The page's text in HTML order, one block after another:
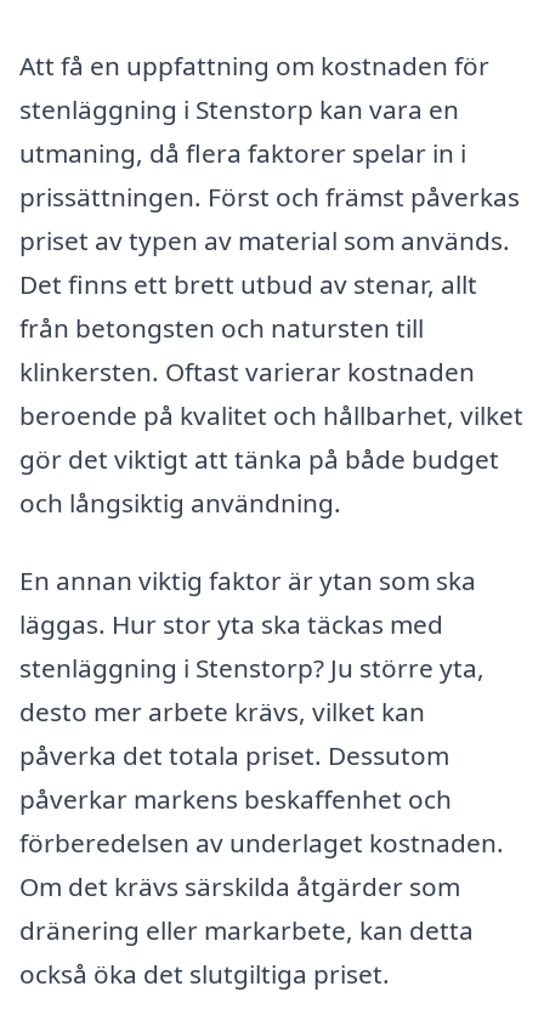
Att få en uppfattning om kostnaden för
stenläggning i Stenstorp kan vara en
utmaning, då flera faktorer spelar in i
prissättningen. Först och främst påverkas
priset av typen av material som används.
Det finns ett brett utbud av stenar, allt
från betongsten och natursten till
klinkersten. Oftast varierar kostnaden
beroende på kvalitet och hållbarhet, vilket
gör det viktigt att tänka på både budget
och långsiktig användning.
En annan viktig faktor är ytan som ska
läggas. Hur stor yta ska täckas med
stenläggning i Stenstorp? Ju större yta,
desto mer arbete krävs, vilket kan
påverka det totala priset. Dessutom
påverkar markens beskaffenhet och
förberedelsen av underlaget kostnaden.
Om det krävs särskilda åtgärder som
dränering eller markarbete, kan detta
också öka det slutgiltiga priset.